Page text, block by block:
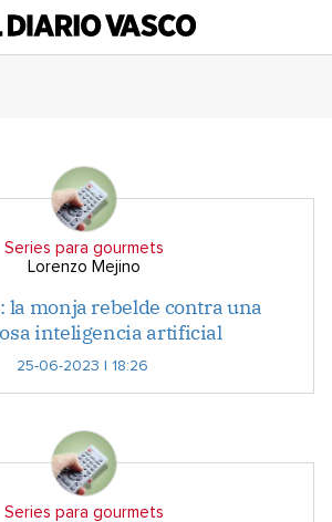
Series para gourmets
Lorenzo Mejino
la monja rebelde contra una
inteligencia artificial
25-06-2023 | 18:26
Series para gourmets